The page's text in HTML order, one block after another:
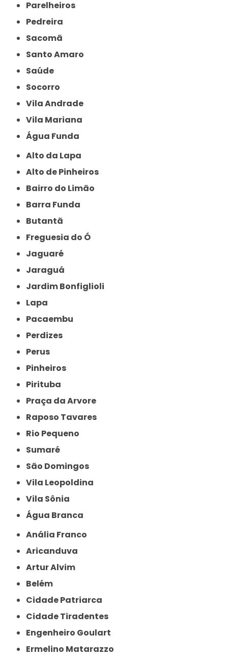
Parelheiros
Pedreira
Sacomã
Santo Amaro
Saúde
Socorro
Vila Andrade
Vila Mariana
Água Funda
Alto da Lapa
Alto de Pinheiros
Bairro do Limão
Barra Funda
Butantã
Freguesia do Ó
Jaguaré
Jaraguá
Jardim Bonfiglioli
Lapa
Pacaembu
Perdizes
Perus
Pinheiros
Pirituba
Praça da Arvore
Raposo Tavares
Rio Pequeno
Sumaré
São Domingos
Vila Leopoldina
Vila Sônia
Água Branca
Anália Franco
Aricanduva
Artur Alvim
Belém
Cidade Patriarca
Cidade Tiradentes
Engenheiro Goulart
Ermelino Matarazzo